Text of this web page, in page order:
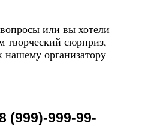
или вы хотели
творческий сюрприз,
нашему организатору
(999)-999-99-